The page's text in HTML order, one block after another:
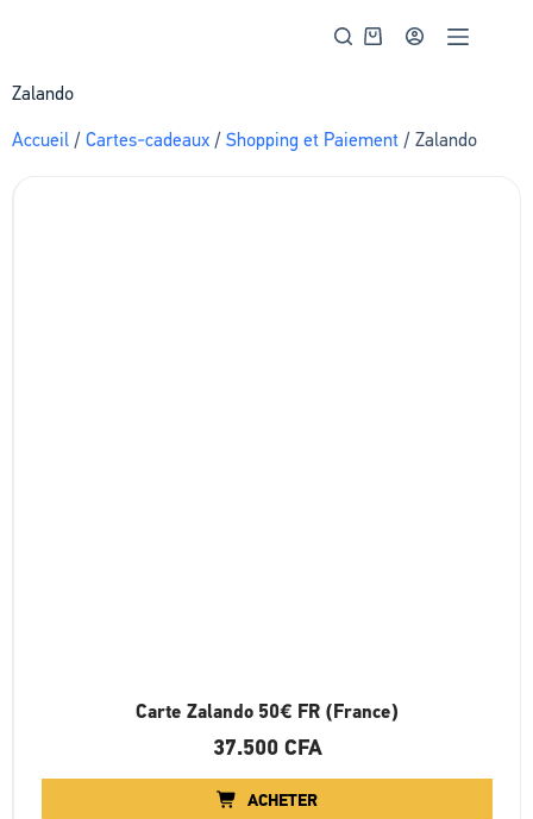
Zalando
Accueil /Cartes-cadeaux /Shopping et Paiement / Zalando
Carte Zalando 50€ FR (France)
37.500 CFA
ACHETER